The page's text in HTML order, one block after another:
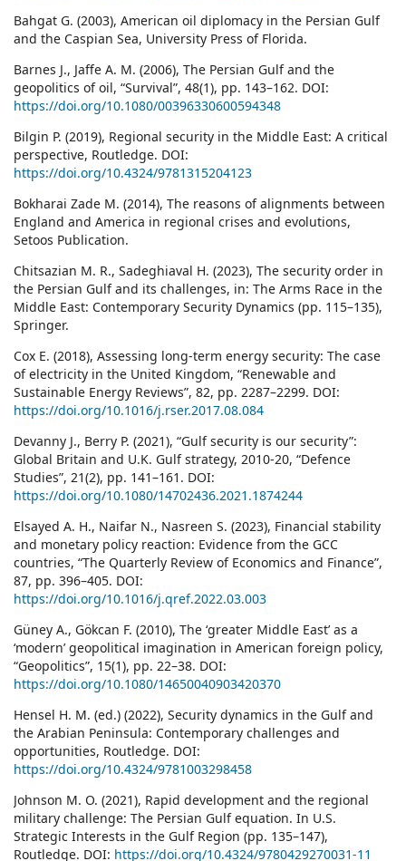
Bahgat G. (2003), American oil diplomacy in the Persian Gulf
and the Caspian Sea, University Press of Florida.
Barnes J., Jaffe A. M. (2006), The Persian Gulf and the
geopolitics of oil, “Survival”, 48(1), pp. 143–162. DOI:
https://doi.org/10.1080/00396330600594348
Bilgin P. (2019), Regional security in the Middle East: A critical
perspective, Routledge. DOI:
https://doi.org/10.4324/9781315204123
Bokharai Zade M. (2014), The reasons of alignments between
England and America in regional crises and evolutions,
Setoos Publication.
Chitsazian M. R., Sadeghiaval H. (2023), The security order in
the Persian Gulf and its challenges, in: The Arms Race in the
Middle East: Contemporary Security Dynamics (pp. 115–135),
Springer.
Cox E. (2018), Assessing long-term energy security: The case
of electricity in the United Kingdom, “Renewable and
Sustainable Energy Reviews”, 82, pp. 2287–2299. DOI:
https://doi.org/10.1016/j.rser.2017.08.084
Devanny J., Berry P. (2021), “Gulf security is our security”:
Global Britain and U.K. Gulf strategy, 2010-20, “Defence
Studies”, 21(2), pp. 141–161. DOI:
https://doi.org/10.1080/14702436.2021.1874244
Elsayed A. H., Naifar N., Nasreen S. (2023), Financial stability
and monetary policy reaction: Evidence from the GCC
countries, “The Quarterly Review of Economics and Finance”,
87, pp. 396–405. DOI:
https://doi.org/10.1016/j.qref.2022.03.003
Güney A., Gökcan F. (2010), The ‘greater Middle East’ as a
‘modern’ geopolitical imagination in American foreign policy,
“Geopolitics”, 15(1), pp. 22–38. DOI:
https://doi.org/10.1080/14650040903420370
Hensel H. M. (ed.) (2022), Security dynamics in the Gulf and
the Arabian Peninsula: Contemporary challenges and
opportunities, Routledge. DOI:
https://doi.org/10.4324/9781003298458
Johnson M. O. (2021), Rapid development and the regional
military challenge: The Persian Gulf equation. In U.S.
Strategic Interests in the Gulf Region (pp. 135–147),
Routledge. DOI: https://doi.org/10.4324/9780429270031-11